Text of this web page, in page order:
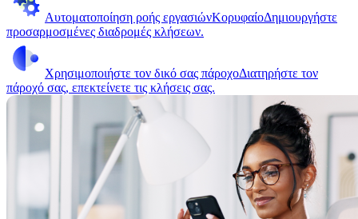
Αυτοματοποίηση ροής εργασιώνΚορυφαίοΔημιουργήστε
προσαρμοσμένες διαδρομές κλήσεων.
Χρησιμοποιήστε τον δικό σας πάροχοΔιατηρήστε τον
πάροχό σας, επεκτείνετε τις κλήσεις σας.